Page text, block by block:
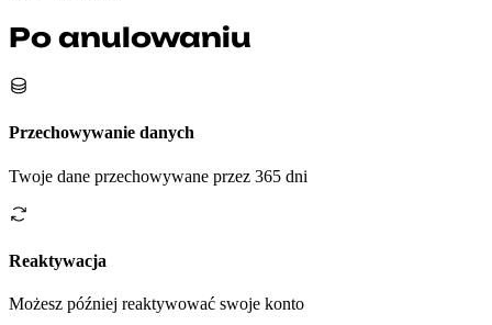
Po anulowaniu
Przechowywanie danych
Twoje dane przechowywane przez 365 dni
Reaktywacja
Możesz później reaktywować swoje konto